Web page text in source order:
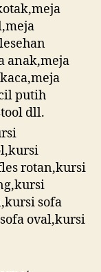
anak,meja
putih
dll.
rotan,kursi
sofa
oval,kursi